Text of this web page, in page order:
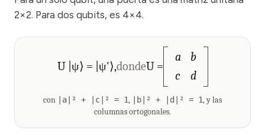
2×2. Para dos qubits, es 4×4.
U |ψ⟩ = |ψ'⟩,dondeU =
a
b
c
d
con |a|² + |c|² = 1, |b|² + |d|² = 1, y las
columnas ortogonales.